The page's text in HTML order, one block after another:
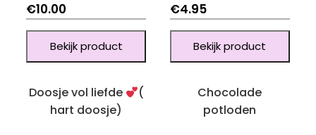
€10.00
Bekijk product
€4.95
Bekijk product
Doosje vol liefde
(
hart doosje)
Chocolade
potloden